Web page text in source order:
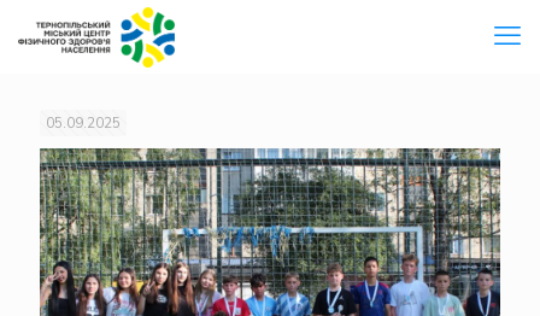
05.09.2025